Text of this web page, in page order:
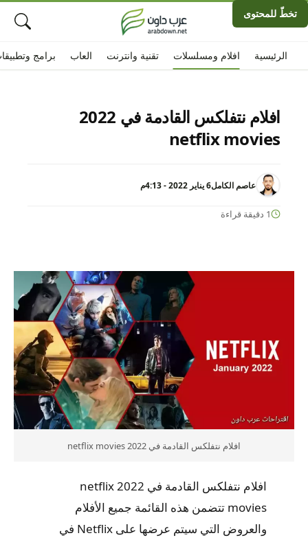
تخطّ للمحتوى
الرئيسية افلام ومسلسلات تقنية وانترنت العاب برامج
افلام نتفلكس القادمة في 2022
netflix movies
عاصم الكامل6 يناير 2022 - 4:13م
1 دقيقة قراءة
افلام نتفلكس القادمة في 2022 netflix movies
افلام نتفلكس القادمة في 2022 netflix
movies تتضمن هذه القائمة جميع الأفلام
والعروض التي سيتم عرضها على Netflix في